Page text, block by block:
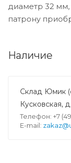
диаметр 32
патрону
Наличие
Склад Юмик
Кусковская,
Телефон: +7
E-mail: